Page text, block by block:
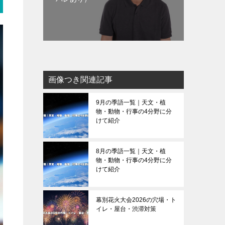
画像つき関連記事
9月の季語一覧｜天文・植
物・動物・行事の4分野に分
けて紹介
8月の季語一覧｜天文・植
物・動物・行事の4分野に分
けて紹介
幕別花火大会2026の穴場・ト
イレ・屋台・渋滞対策